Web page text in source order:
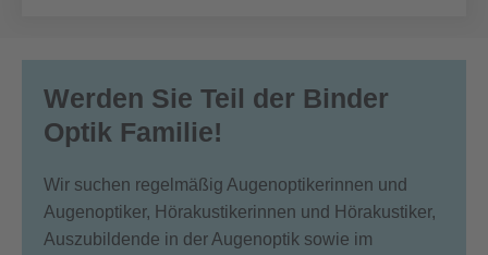
Werden Sie Teil der Binder
Optik Familie!
Wir suchen regelmäßig Augenoptikerinnen und
Augenoptiker, Hörakustikerinnen und Hörakustiker,
Auszubildende in der Augenoptik sowie im